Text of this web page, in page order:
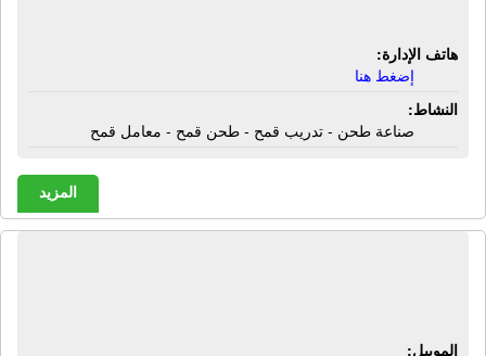
هاتف الإدارة:
إضغط هنا
النشاط:
صناعة طحن - تدريب قمح - طحن قمح - معامل قمح
المزيد
الموبيل: